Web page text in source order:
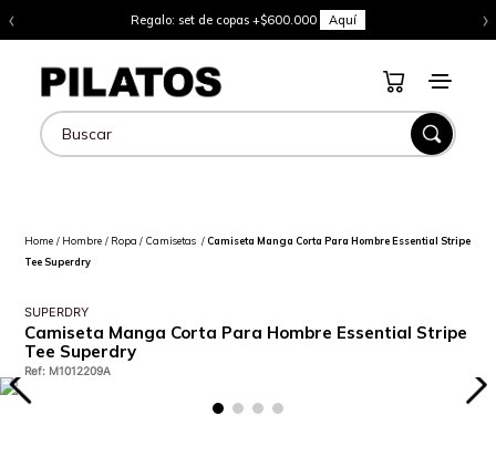
‹ Regalo: set de copas +$600.000 Aquí ›
Buscar
Hombre Ropa Camisetas
Camiseta Manga Corta Para Hombre Essential Stripe
Tee Superdry
SUPERDRY
Camiseta Manga Corta Para Hombre Essential Stripe
Tee Superdry
Ref: M1012209A